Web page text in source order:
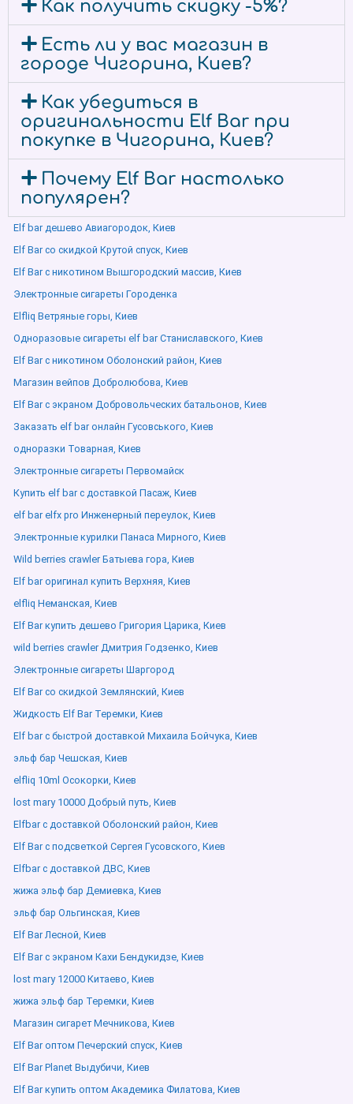
Как получить скидку -5%?
Есть ли у вас магазин в
городе Чигорина, Киев?
Как убедиться в
оригинальности Elf Bar при
покупке в Чигорина, Киев?
Почему Elf Bar настолько
популярен?
Elf bar дешево Авиагородок, Киев
Elf Bar со скидкой Крутой спуск, Киев
Elf Bar с никотином Вышгородский массив, Киев
Электронные сигареты Городенка
Elfliq Ветряные горы, Киев
Одноразовые сигареты elf bar Станиславского, Киев
Elf Bar с никотином Оболонский район, Киев
Магазин вейпов Добролюбова, Киев
Elf Bar с экраном Добровольческих батальонов, Киев
Заказать elf bar онлайн Гусовського, Киев
одноразки Товарная, Киев
Электронные сигареты Первомайск
Купить elf bar с доставкой Пасаж, Киев
elf bar elfx pro Инженерный переулок, Киев
Электронные курилки Панаса Мирного, Киев
Wild berries crawler Батыева гора, Киев
Elf bar оригинал купить Верхняя, Киев
elfliq Неманская, Киев
Elf Bar купить дешево Григория Царика, Киев
wild berries crawler Дмитрия Годзенко, Киев
Электронные сигареты Шаргород
Elf Bar со скидкой Землянский, Киев
Жидкость Elf Bar Теремки, Киев
Elf bar с быстрой доставкой Михаила Бойчука, Киев
эльф бар Чешская, Киев
elfliq 10ml Осокорки, Киев
lost mary 10000 Добрый путь, Киев
Elfbar с доставкой Оболонский район, Киев
Elf Bar с подсветкой Сергея Гусовского, Киев
Elfbar с доставкой ДВС, Киев
жижа эльф бар Демиевка, Киев
эльф бар Ольгинская, Киев
Elf Bar Лесной, Киев
Elf Bar с экраном Кахи Бендукидзе, Киев
lost mary 12000 Китаево, Киев
жижа эльф бар Теремки, Киев
Магазин сигарет Мечникова, Киев
Elf Bar оптом Печерский спуск, Киев
Elf Bar Planet Выдубичи, Киев
Elf Bar купить оптом Академика Филатова, Киев